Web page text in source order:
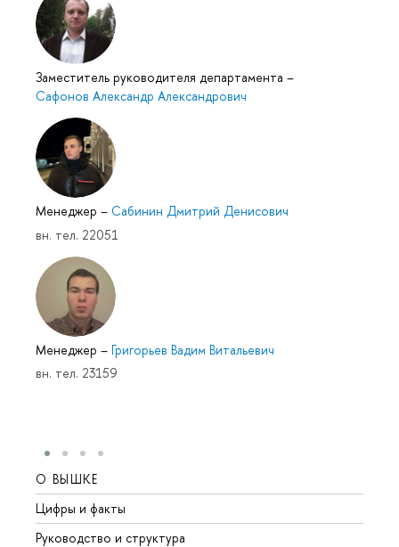
Заместитель руководителя департамента –
Сафонов Александр Александрович
Менеджер – Сабинин Дмитрий Денисович
вн. тел. 22051
Менеджер – Григорьев Вадим Витальевич
вн. тел. 23159
О ВЫШКЕ
Цифры и факты
Руководство и структура